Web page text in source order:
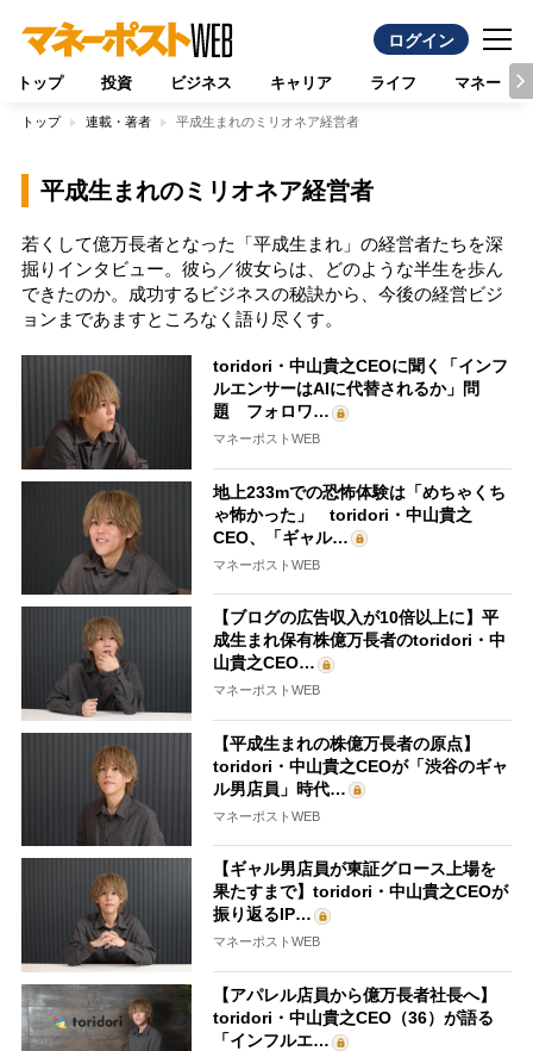
ログイン
トップ 投資 ビジネス キャリア ライフ マネー
トップ 連載・著者 平成生まれのミリオネア経営者
平成生まれのミリオネア経営者
若くして億万長者となった「平成生まれ」の経営者たちを深
掘りインタビュー。彼ら／彼女らは、どのような半生を歩ん
できたのか。成功するビジネスの秘訣から、今後の経営ビジ
ョンまであますところなく語り尽くす。
toridori・中山貴之CEOに聞く「インフ
ルエンサーはAIに代替されるか」問
題 フォロワ…
マネーポストWEB
地上233mでの恐怖体験は「めちゃくち
ゃ怖かった」 toridori・中山貴之
CEO、「ギャル…
マネーポストWEB
【ブログの広告収入が10倍以上に】平
成生まれ保有株億万長者のtoridori・中
山貴之CEO…
マネーポストWEB
【平成生まれの株億万長者の原点】
toridori・中山貴之CEOが「渋谷のギャ
ル男店員」時代…
マネーポストWEB
【ギャル男店員が東証グロース上場を
果たすまで】toridori・中山貴之CEOが
振り返るIP…
マネーポストWEB
【アパレル店員から億万長者社長へ】
toridori・中山貴之CEO（36）が語る
「インフルエ…